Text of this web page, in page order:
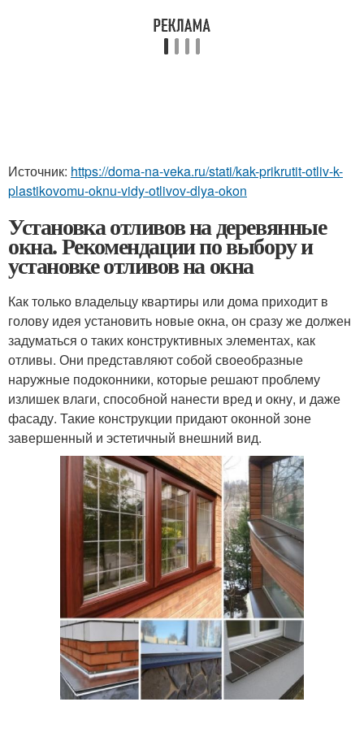
Источник: https://doma-na-veka.ru/stati/kak-prikrutit-otliv-k-
plastikovomu-oknu-vidy-otlivov-dlya-okon
Установка отливов на деревянные
окна. Рекомендации по выбору и
установке отливов на окна
Как только владельцу квартиры или дома приходит в
голову идея установить новые окна, он сразу же должен
задуматься о таких конструктивных элементах, как
отливы. Они представляют собой своеобразные
наружные подоконники, которые решают проблему
излишек влаги, способной нанести вред и окну, и даже
фасаду. Такие конструкции придают оконной зоне
завершенный и эстетичный внешний вид.